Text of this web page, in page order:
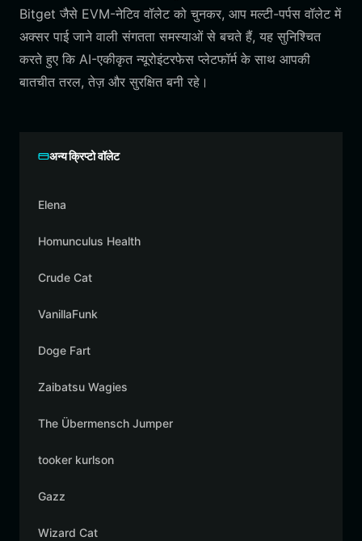
Bitget जैसे EVM-नेटिव वॉलेट को चुनकर, आप मल्टी-पर्पस वॉलेट में
अक्सर पाई जाने वाली संगतता समस्याओं से बचते हैं, यह सुनिश्चित
करते हुए कि AI-एकीकृत न्यूरोइंटरफेस प्लेटफॉर्म के साथ आपकी
बातचीत तरल, तेज़ और सुरक्षित बनी रहे।
अन्य क्रिप्टो वॉलेट
Elena
Homunculus Health
Crude Cat
VanillaFunk
Doge Fart
Zaibatsu Wagies
The Übermensch Jumper
tooker kurlson
Gazz
Wizard Cat